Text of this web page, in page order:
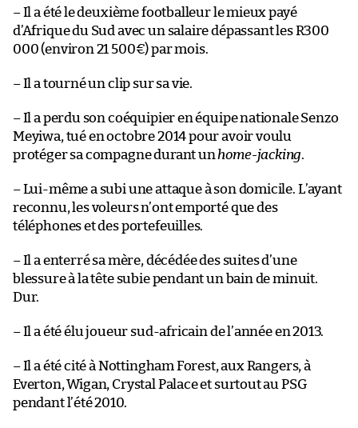
– Il a été le deuxième footballeur le mieux payé
d’Afrique du Sud avec un salaire dépassant les R300
000 (environ 21 500€) par mois.
– Il a tourné un clip sur sa vie.
– Il a perdu son coéquipier en équipe nationale Senzo
Meyiwa, tué en octobre 2014 pour avoir voulu
protéger sa compagne durant un home-jacking.
– Lui-même a subi une attaque à son domicile. L’ayant
reconnu, les voleurs n’ont emporté que des
téléphones et des portefeuilles.
– Il a enterré sa mère, décédée des suites d’une
blessure à la tête subie pendant un bain de minuit.
Dur.
– Il a été élu joueur sud-africain de l’année en 2013.
– Il a été cité à Nottingham Forest, aux Rangers, à
Everton, Wigan, Crystal Palace et surtout au PSG
pendant l’été 2010.